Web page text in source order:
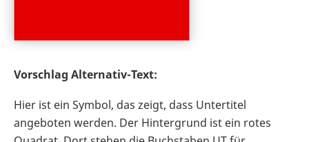
Vorschlag Alternativ-Text:
Hier ist ein Symbol, das zeigt, dass Untertitel
angeboten werden. Der Hintergrund ist ein rotes